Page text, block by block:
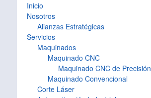
Inicio
Nosotros
Alianzas Estratégicas
Servicios
Maquinados
Maquinado CNC
Maquinado CNC de Precisión
Maquinado Convencional
Corte Láser